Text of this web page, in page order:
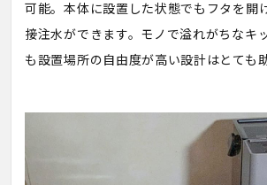
可能。本体に設置した状態でもフタを開
接注水ができます。モノで溢れがちなキ
も設置場所の自由度が高い設計はとても